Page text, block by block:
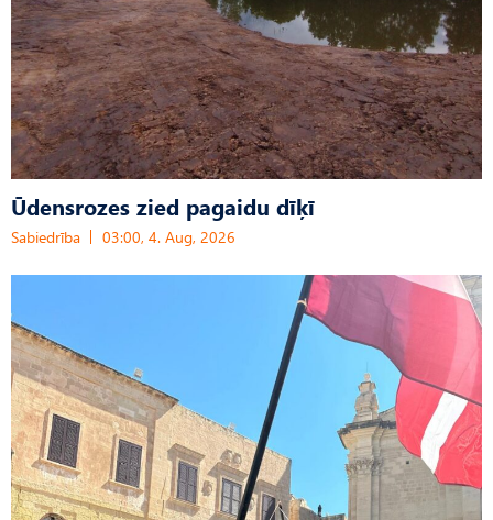
Ūdensrozes zied pagaidu dīķī
Sabiedrība 03:00, 4. Aug, 2026